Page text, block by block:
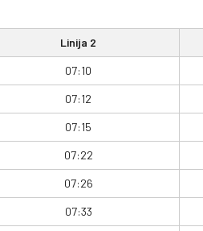
Linija 2
07:10
07:12
07:15
07:22
07:26
07:33